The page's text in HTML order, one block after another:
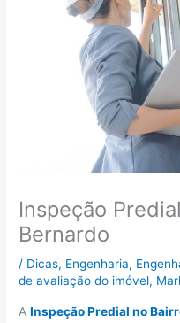
Inspeção
Bernardo
/ Dicas, Engenharia,
de avaliação do imóvel,
AInspeção Predial no